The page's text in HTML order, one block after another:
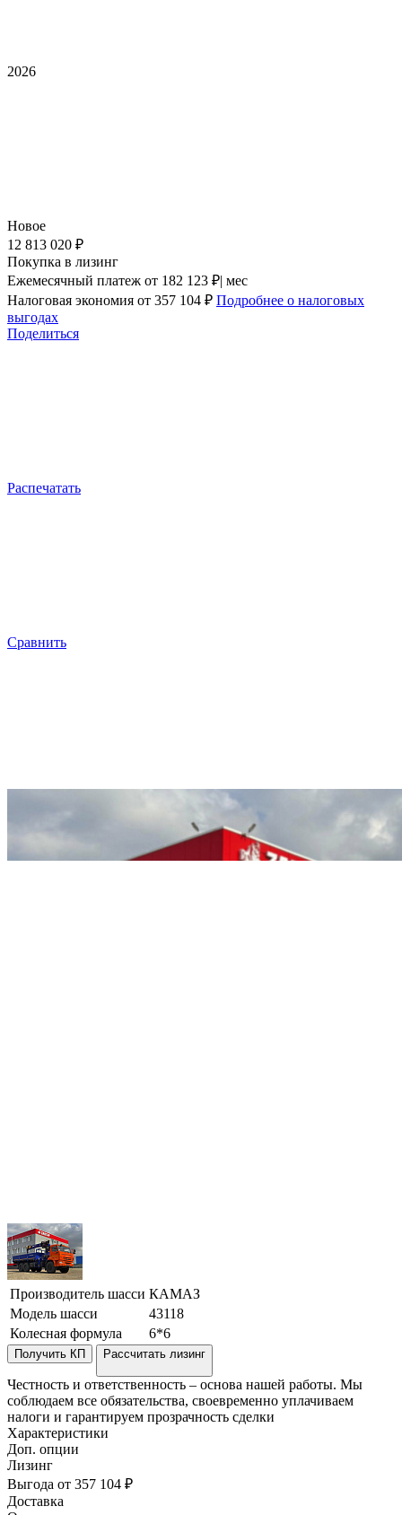
2026
Новое
12 813 020 ₽
Покупка в лизинг
Ежемесячный платеж от 182 123 ₽| мес
Налоговая экономия от 357 104 ₽ Подробнее о налоговых
выгодах
Поделиться
Распечатать
Сравнить
Производитель шасси КАМАЗ
Модель шасси
43118
Колесная формула
6*6
Получить КП Рассчитать лизинг
Честность и ответственность – основа нашей работы. Мы
соблюдаем все обязательства, своевременно уплачиваем
налоги и гарантируем прозрачность сделки
Характеристики
Доп. опции
Лизинг
Выгода от 357 104 ₽
Доставка